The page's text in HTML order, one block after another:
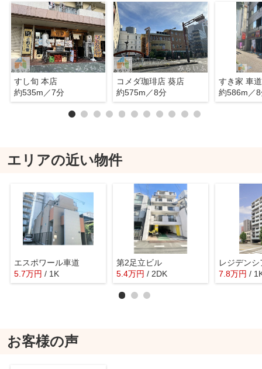
すし旬 本店
約535m／7分
コメダ珈琲店 葵店
約575m／8分
すき家 車
約586m／
エリアの近い物件
エスポワール車道
5.7万円 / 1K
第2足立ビル
5.4万円 / 2DK
レジデン
7.8万円 /
お客様の声